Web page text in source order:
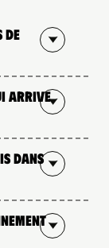
de
arrive
dans